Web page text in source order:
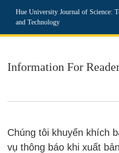
Hue University Journal of Science:
and Technology
Information For
Chúng tôi khuyến khích
vụ thông báo khi xuất